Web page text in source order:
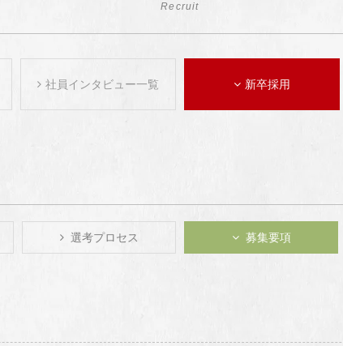
Recruit
社員インタビュー一覧 新卒採用
選考プロセス 募集要項